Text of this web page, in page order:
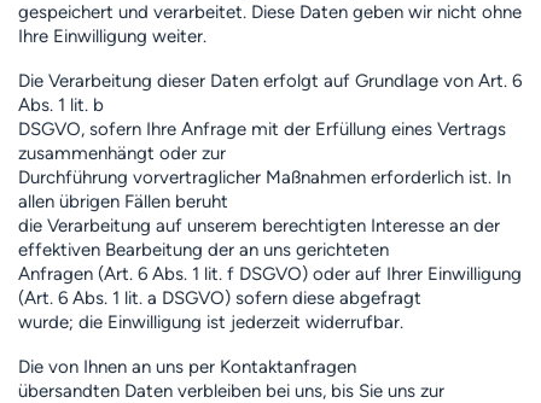
gespeichert und verarbeitet. Diese Daten geben wir nicht ohne
Ihre Einwilligung weiter.
Die Verarbeitung dieser Daten erfolgt auf Grundlage von Art. 6
Abs. 1 lit. b
DSGVO, sofern Ihre Anfrage mit der Erfüllung eines Vertrags
zusammenhängt oder zur
Durchführung vorvertraglicher Maßnahmen erforderlich ist. In
allen übrigen Fällen beruht
die Verarbeitung auf unserem berechtigten Interesse an der
effektiven Bearbeitung der an uns gerichteten
Anfragen (Art. 6 Abs. 1 lit. f DSGVO) oder auf Ihrer Einwilligung
(Art. 6 Abs. 1 lit. a DSGVO) sofern diese abgefragt
wurde; die Einwilligung ist jederzeit widerrufbar.
Die von Ihnen an uns per Kontaktanfragen
übersandten Daten verbleiben bei uns, bis Sie uns zur